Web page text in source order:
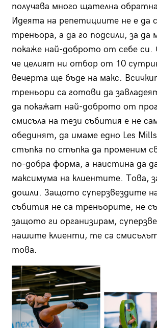
получава много щателна
Идеята на репетициите не е да
треньора, а да го подсили, за да
покаже най-доброто от себе си.
че целият ни отбор от 10
вечерта ще бъде на макс.
треньори са готови да
да покажат най-доброто от
смисъла на тези събития е не
обединят, да имаме едно Les
стъпка по стъпка да променим
по-добра форма, а наистина да
максимума на клиентите. Това,
дошли. Защото суперзвездите
събития не са треньорите, не
защото ги организирам,
нашите клиенти, те са
това.